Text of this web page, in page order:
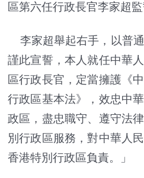
區第六任行政長官李家超監
李家超舉起右手，以普
謹此宣誓，本人就任中華
區行政長官，定當擁護《
行政區基本法》，效忠中
政區，盡忠職守、遵守法
別行政區服務，對中華人
香港特別行政區負責。」